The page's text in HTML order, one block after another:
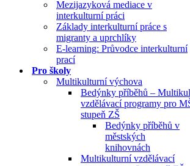
Mezijazyková mediace v
interkulturní práci
Základy interkulturní práce s
migranty a uprchlíky
E-learning: Průvodce interkulturní
prací
Pro školy
Multikulturní výchova
Bedýnky příběhů –
vzdělávací programy pro
stupeň ZŠ
Bedýnky příběhů v
městských
knihovnách
Multikulturní vzdělávací